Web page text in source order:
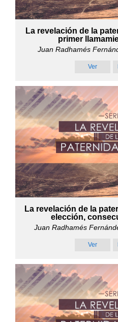
La revelación de la
primer
Juan Radhamés
Ver
La revelación de la
elección,
Juan Radhamés
Ver